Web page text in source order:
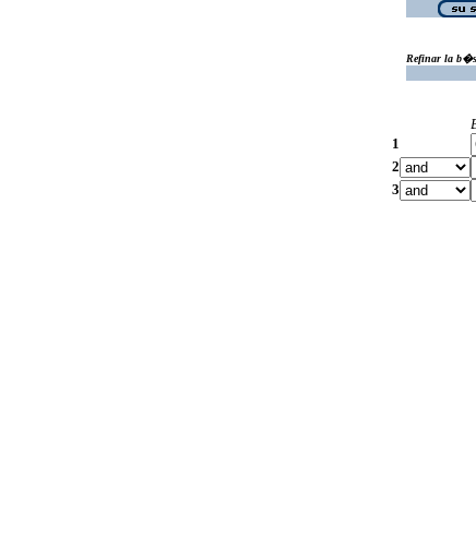
Refinar la
1
2
3